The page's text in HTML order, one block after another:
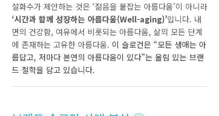
설화수가 제안하는 것은 ‘젊음을 붙잡는 아름다움’이 아니라
‘시간과 함께 성장하는 아름다움(Well-aging)’입니다. 내
면의 건강함, 여유에서 비롯되는 아름다움, 삶의 모든 단계
에 존재하는 고유한 아름다움. 이 슬로건은 “모든 생애는 아
름답고, 저마다 본연의 아름다움이 있다”는 울림 있는 브랜
드 철학을 담고 있습니다.